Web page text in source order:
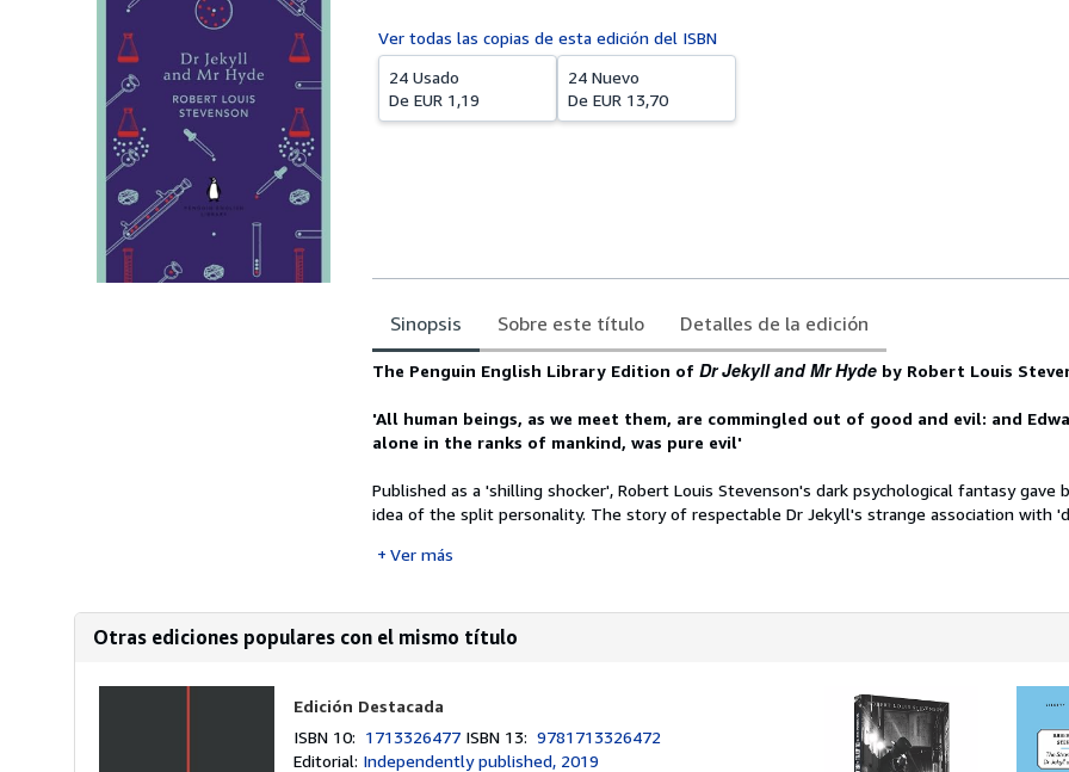
Ver todas las copias de esta edición del ISBN
24 Usado
De EUR 1,19
24 Nuevo
De EUR 13,70
Sinopsis Sobre este título Detalles de la edición
Sinopsis
The Penguin English Library Edition of Dr Jekyll and Mr Hyde by Robert Louis
'All human beings, as we meet them, are commingled out of good and evil: and
alone in the ranks of mankind, was pure evil'
Published as a 'shilling shocker', Robert Louis Stevenson's dark psychological fantasy gave
idea of the split personality. The story of respectable Dr Jekyll's strange association with
Ver más
Otras ediciones populares con el mismo título
Edición Destacada
ISBN 10: 1713326477 ISBN 13:9781713326472
Editorial: Independently published, 2019